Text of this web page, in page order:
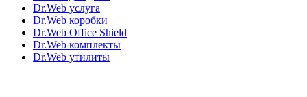
Dr.Web услуга
Dr.Web коробки
Dr.Web Office Shield
Dr.Web комплекты
Dr.Web утилиты